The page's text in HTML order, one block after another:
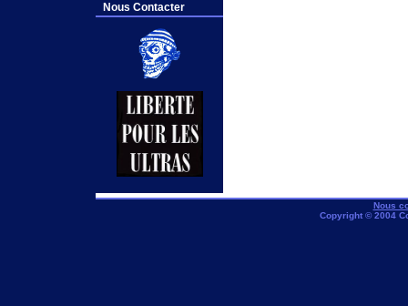
Nous Contacter
Nous
Copyright © 2004